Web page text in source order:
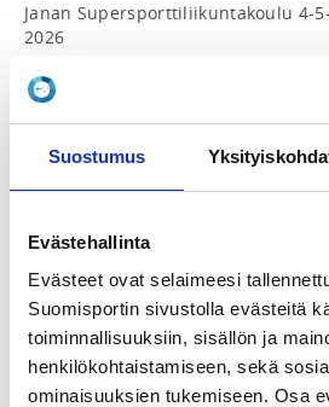
Suostumus
Evästehallinta
Evästeet ovat selaimeesi
Suomisportin sivustolla evästeitä
toiminnallisuuksiin, sisällön ja
henkilökohtaistamiseen, sekä
ominaisuuksien tukemiseen. Osa
Janan Supersporttiliikuntakoulu 4-
2026
Aika:
Vastuuvalmentaja:
Yleisurheilu - Katariina Hakkarainen
Pesäpallo -
Ajankohta:
3.6. - 5.8.2026